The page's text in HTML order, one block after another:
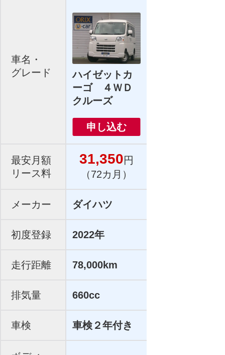
車名・
グレード
ハイゼットカ
ーゴ ４ＷＤ
クルーズ
申し込む
最安月額
リース料
31,350円
（72カ月）
メーカー ダイハツ
初度登録 2022年
走行距離 78,000km
排気量 660cc
車検 車検２年付き